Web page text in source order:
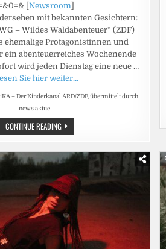
[Newsroom
mit bekannten Gesichtern:
– Wildes Waldabenteuer“ (ZDF)
ehemalige Protagonistinnen und
ein abenteuerreiches Wochenende
wird jeden Dienstag eine neue …
Sie hier weiter…
– Der Kinderkanal ARD/ZDF, übermittelt durch
news aktuell
CONTINUE READING„DIE
ALLSTARS-
WG
–
WILDES
WALDABENTEUER“
AB
SOFORT
BEI
KIKA
/
DOKU-
PREMIERE
ZEIGT
OUTDOOR-
ACTION